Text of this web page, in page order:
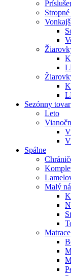
Sezónny tovar
Leto
Spálne
Malý
Matrace